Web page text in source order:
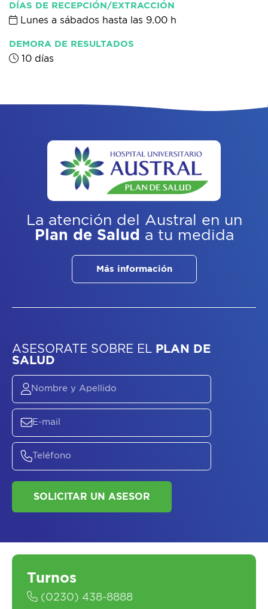
DÍAS DE RECEPCIÓN/EXTRACCIÓN
Lunes a sábados hasta las 9.00 h
DEMORA DE RESULTADOS
10 días
La atención del Austral
en un
Plan de Salud a tu medida
Más información
ASESORATE SOBRE
SALUD
Turnos
(0230) 438-8888